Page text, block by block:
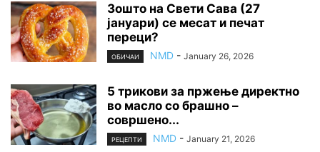
Зошто на Свети Сава (27
јануари) се месат и печат
переци?
ОБИЧАИ NMD - January 26, 2026
5 трикови за пржење директно
во масло со брашно –
совршено...
РЕЦЕПТИ NMD - January 21, 2026